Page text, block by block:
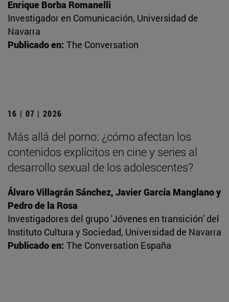
Enrique Borba Romanelli
Investigador en Comunicación, Universidad de
Navarra
Publicado en: The Conversation
16 | 07 | 2026
Más allá del porno: ¿cómo afectan los
contenidos explícitos en cine y series al
desarrollo sexual de los adolescentes?
Álvaro Villagrán Sánchez, Javier García Manglano y
Pedro de la Rosa
Investigadores del grupo 'Jóvenes en transición' del
Instituto Cultura y Sociedad, Universidad de Navarra
Publicado en: The Conversation España